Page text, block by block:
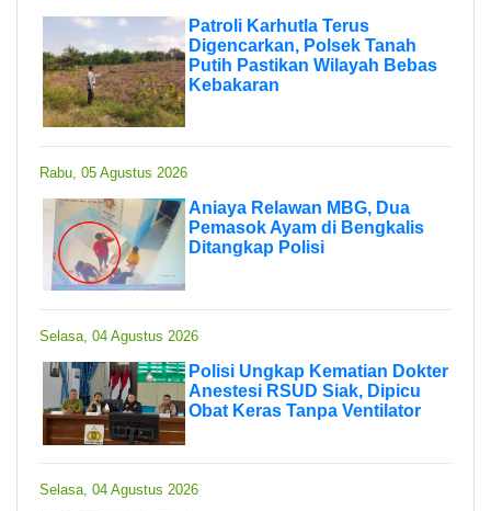
Patroli Karhutla Terus
Digencarkan, Polsek Tanah
Putih Pastikan Wilayah Bebas
Kebakaran
Rabu, 05 Agustus 2026
Aniaya Relawan MBG, Dua
Pemasok Ayam di Bengkalis
Ditangkap Polisi
Selasa, 04 Agustus 2026
Polisi Ungkap Kematian Dokter
Anestesi RSUD Siak, Dipicu
Obat Keras Tanpa Ventilator
Selasa, 04 Agustus 2026